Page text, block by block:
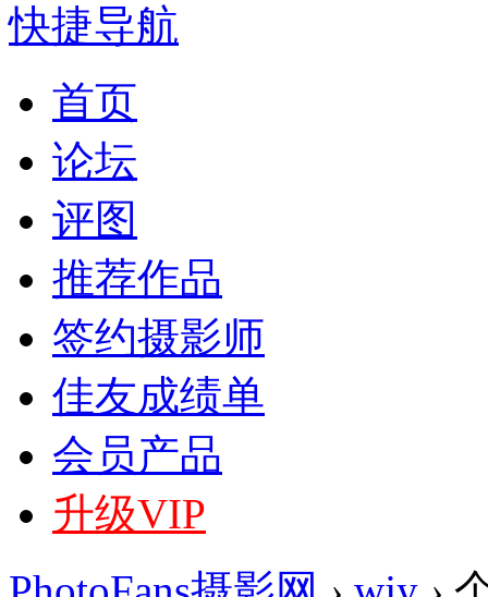
快捷导航
首页
论坛
评图
推荐作品
签约摄影师
佳友成绩单
会员产品
升级VIP